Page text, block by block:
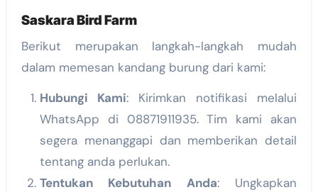
Saskara Bird Farm
Berikut merupakan langkah-langkah mudah
dalam memesan kandang burung dari kami:
Hubungi Kami: Kirimkan notifikasi melalui
WhatsApp di 08871911935. Tim kami akan
segera menanggapi dan memberikan detail
tentang anda perlukan.
Tentukan Kebutuhan Anda: Ungkapkan